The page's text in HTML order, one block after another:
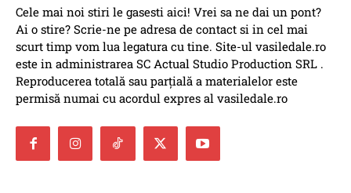
Cele mai noi stiri le gasesti aici! Vrei sa ne dai un pont?
Ai o stire? Scrie-ne pe adresa de contact si in cel mai
scurt timp vom lua legatura cu tine. Site-ul vasiledale.ro
este in administrarea SC Actual Studio Production SRL .
Reproducerea totală sau parțială a materialelor este
permisă numai cu acordul expres al vasiledale.ro